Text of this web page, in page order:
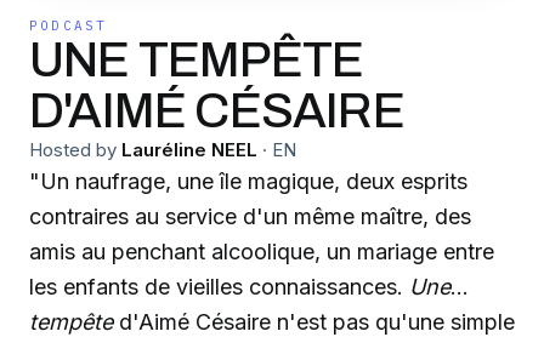
PODCAST
UNE TEMPÊTE
D'AIMÉ CÉSAIRE
Hosted by Lauréline NEEL · EN
"Un naufrage, une île magique, deux esprits
contraires au service d'un même maître, des
amis au penchant alcoolique, un mariage entre
les enfants de vieilles connaissances. Une
tempêted'Aimé Césaire n'est pas qu'une simple